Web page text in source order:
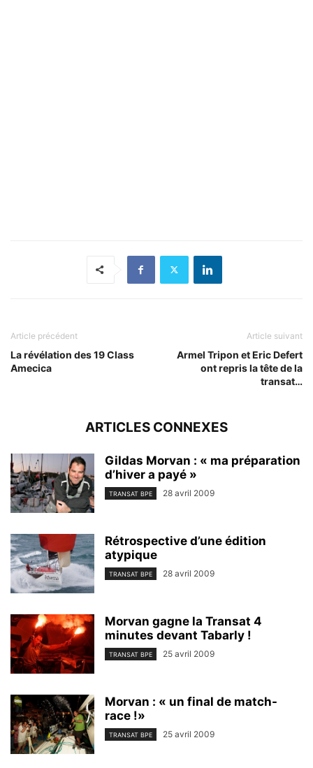
Article précédent
La révélation des 19 Class
Amecica
Article suivant
Armel Tripon et Eric Defert
ont repris la tête de la
transat…
ARTICLES CONNEXES
Gildas Morvan : « ma préparation
d’hiver a payé »
TRANSAT BPE 28 avril 2009
Rétrospective d’une édition
atypique
TRANSAT BPE 28 avril 2009
Morvan gagne la Transat 4
minutes devant Tabarly !
TRANSAT BPE 25 avril 2009
Morvan : « un final de match-
race !»
TRANSAT BPE 25 avril 2009